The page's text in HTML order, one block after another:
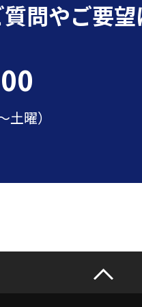
質問やご要
曜）